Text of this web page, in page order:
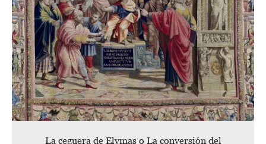
La ceguera de Elymas o La conversión del